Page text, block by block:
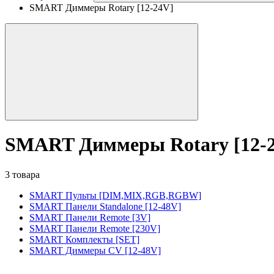
SMART Диммеры Rotary [12-24V]
SMART Диммеры Rotary [12-
3 товара
SMART Пульты [DIM,MIX,RGB,RGBW]
SMART Панели Standalone [12-48V]
SMART Панели Remote [3V]
SMART Панели Remote [230V]
SMART Комплекты [SET]
SMART Диммеры CV [12-48V]